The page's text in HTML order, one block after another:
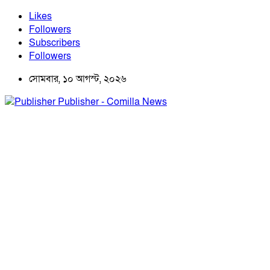
Likes
Followers
Subscribers
Followers
সোমবার, ১০ আগস্ট, ২০২৬
Publisher - Comilla News